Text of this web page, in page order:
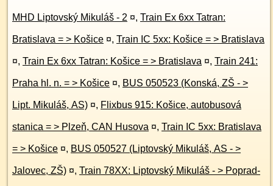
MHD Liptovský Mikuláš - 2 ¤, Train Ex 6xx Tatran:
Bratislava = > Košice ¤, Train IC 5xx: Košice = > Bratislava
¤, Train Ex 6xx Tatran: Košice = > Bratislava ¤, Train 241:
Praha hl. n. = > Košice ¤, BUS 050523 (Konská, ZŠ - >
Lipt. Mikuláš, AS) ¤, Flixbus 915: Košice, autobusová
stanica = > Plzeň, CAN Husova ¤, Train IC 5xx: Bratislava
= > Košice ¤, BUS 050527 (Liptovský Mikuláš, AS - >
Jalovec, ZŠ) ¤, Train 78XX: Liptovský Mikuláš - > Poprad-